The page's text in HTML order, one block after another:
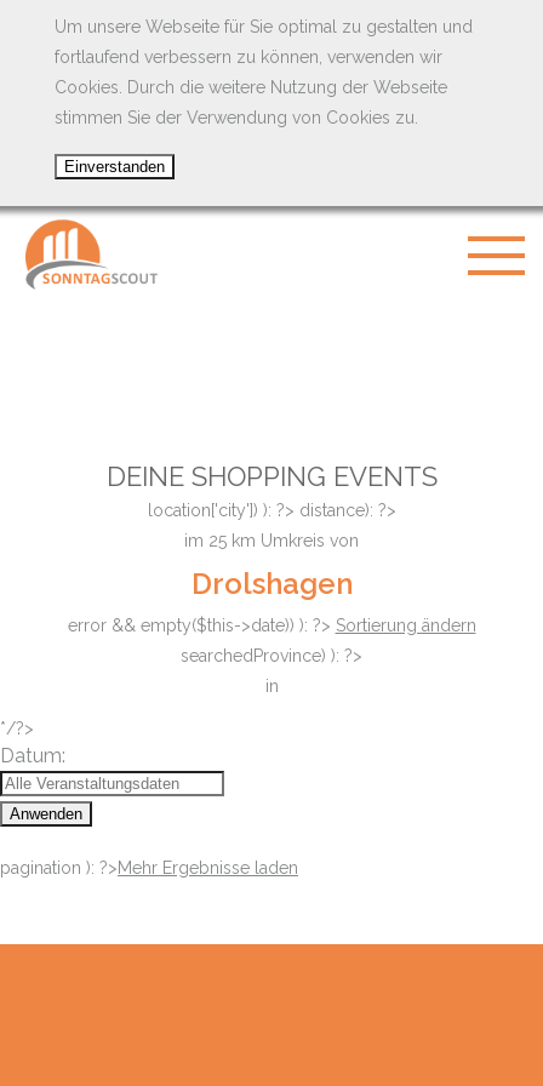
Um unsere Webseite für Sie optimal zu gestalten und
fortlaufend verbessern zu können, verwenden wir
Cookies. Durch die weitere Nutzung der Webseite
stimmen Sie der Verwendung von Cookies zu.
DEINE SHOPPING EVENTS
location['city']) ): ?> distance): ?>
im 25 km Umkreis von
Drolshagen
error && empty($this->date)) ): ?> Sortierung ändern
searchedProvince) ): ?>
in
*/?>
Datum:
Anwenden
pagination ): ?>Mehr Ergebnisse laden